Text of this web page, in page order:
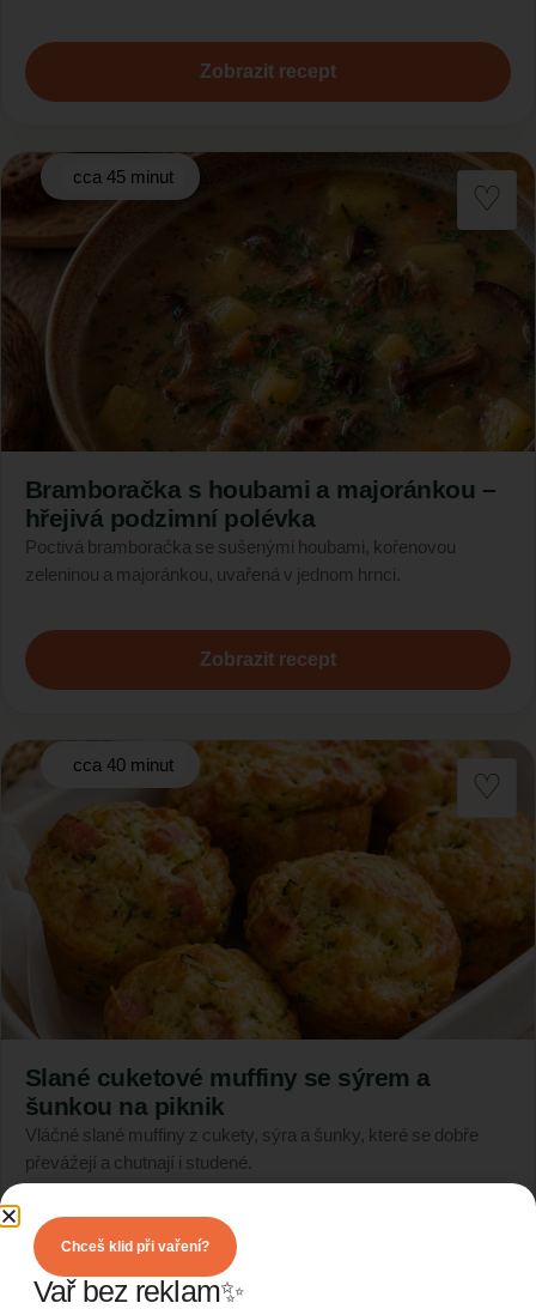
Zobrazit recept
cca 45 minut
Bramboračka s houbami a majoránkou –
hřejivá podzimní polévka
Poctivá bramboračka se sušenými houbami, kořenovou
zeleninou a majoránkou, uvařená v jednom hrnci.
Zobrazit recept
cca 40 minut
Slané cuketové muffiny se sýrem a
šunkou na piknik
Vláčné slané muffiny z cukety, sýra a šunky, které se dobře
převážejí a chutnají i studené.
Zobrazit recept
Chceš klid při vaření?
Vař bez reklam✨